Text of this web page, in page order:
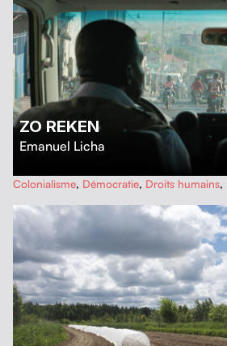
ZO REKEN
Emanuel Licha
…
Colonialisme, Démocratie, Droits humains,